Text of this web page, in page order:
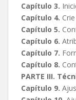
Capítulo 3.
Capítulo 4.
Capítulo 5.
Capítulo 6.
Capítulo 7.
Capítulo 8.
PARTE III.
Capítulo 9.